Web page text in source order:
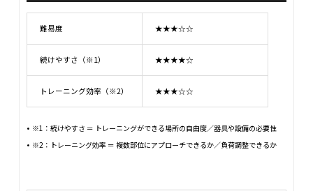
難易度 ★★★☆☆
続けやすさ（※1） ★★★★☆
トレーニング効率（※2） ★★★☆☆
※1：続けやすさ ＝ トレーニングができる場所の自由度／器具や設備の必要性
※2：トレーニング効率 ＝ 複数部位にアプローチできるか／負荷調整できるか